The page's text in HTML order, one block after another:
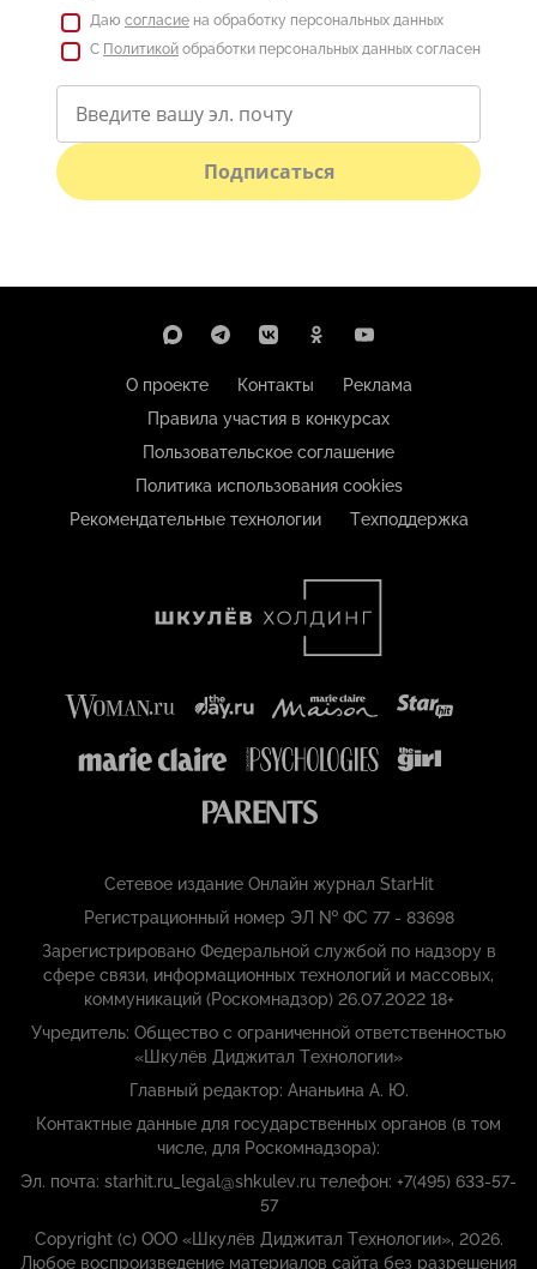
Даю согласие на обработку персональных данных
С Политикой обработки персональных данных согласен
Подписаться
О проекте Контакты
Реклама
Правила участия в конкурсах
Пользовательское соглашение
Политика использования cookies
Рекомендательные технологии
Техподдержка
Сетевое издание Онлайн журнал StarHit
Регистрационный номер ЭЛ № ФС 77 - 83698
Зарегистрировано Федеральной службой по надзору в
сфере связи, информационных технологий и массовых,
коммуникаций (Роскомнадзор) 26.07.2022 18+
Учредитель: Общество с ограниченной ответственностью
«Шкулёв Диджитал Технологии»
Главный редактор: Ананьина А. Ю.
Контактные данные для государственных органов (в том
числе, для Роскомнадзора):
Эл. почта: starhit.ru_legal@shkulev.ru телефон: +7(495) 633-57-
57
Copyright (с) ООО «Шкулёв Диджитал Технологии», 2026.
Любое воспроизведение материалов сайта без разрешения